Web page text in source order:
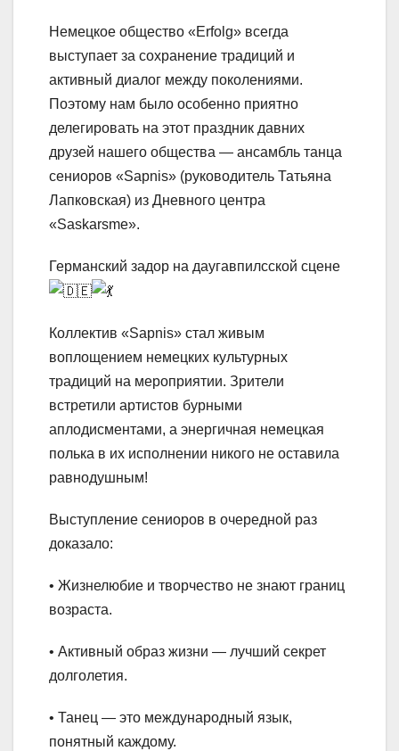
Немецкое общество «Erfolg» всегда
выступает за сохранение традиций и
активный диалог между поколениями.
Поэтому нам было особенно приятно
делегировать на этот праздник давних
друзей нашего общества — ансамбль танца
сениоров «Sapnis» (руководитель Татьяна
Лапковская) из Дневного центра
«Saskarsme».
Германский задор на даугавпилсской сцене
Коллектив «Sapnis» стал живым
воплощением немецких культурных
традиций на мероприятии. Зрители
встретили артистов бурными
аплодисментами, а энергичная немецкая
полька в их исполнении никого не оставила
равнодушным!
Выступление сениоров в очередной раз
доказало:
• Жизнелюбие и творчество не знают границ
возраста.
• Активный образ жизни — лучший секрет
долголетия.
• Танец — это международный язык,
понятный каждому.